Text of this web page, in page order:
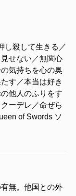
し殺して生きる／
せない／無関心
気持ちを心の奥
す／本当は好き
他人のふりをす
ーデレ／命ぜら
of Swords ソ
無。他国との外